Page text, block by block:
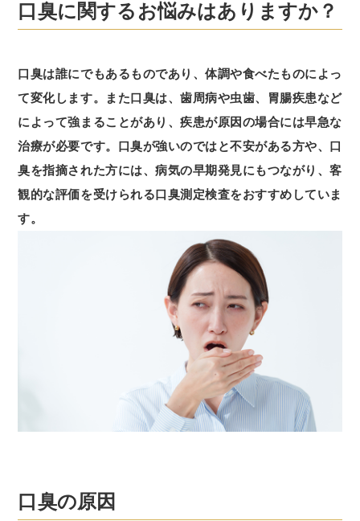
口臭に関するお悩みはありますか？
口臭は誰にでもあるものであり、体調や食べたものによっ
て変化します。また口臭は、歯周病や虫歯、胃腸疾患など
によって強まることがあり、疾患が原因の場合には早急な
治療が必要です。口臭が強いのではと不安がある方や、口
臭を指摘された方には、病気の早期発見にもつながり、客
観的な評価を受けられる口臭測定検査をおすすめしていま
す。
口臭の原因